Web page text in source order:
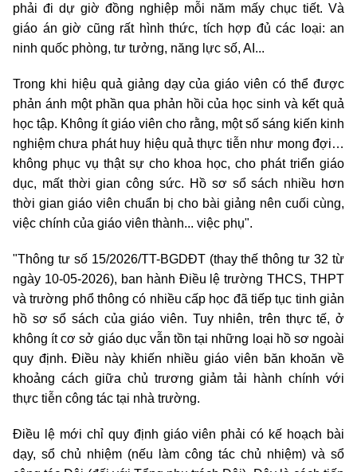
phải đi dự giờ đồng nghiệp mỗi năm mấy chục tiết. Và
giáo án giờ cũng rất hình thức, tích hợp đủ các loại: an
ninh quốc phòng, tư tưởng, năng lực số, AI...
Trong khi hiệu quả giảng dạy của giáo viên có thể được
phản ánh một phần qua phản hồi của học sinh và kết quả
học tập. Không ít giáo viên cho rằng, một số sáng kiến kinh
nghiệm chưa phát huy hiệu quả thực tiễn như mong đợi…
không phục vụ thật sự cho khoa học, cho phát triển giáo
dục, mất thời gian công sức. Hồ sơ sổ sách nhiều hơn
thời gian giáo viên chuẩn bị cho bài giảng nên cuối cùng,
việc chính của giáo viên thành... việc phụ".
"Thông tư số 15/2026/TT-BGDĐT (thay thế thông tư 32 từ
ngày 10-05-2026), ban hành Điều lệ trường THCS, THPT
và trường phổ thông có nhiều cấp học đã tiếp tục tinh giản
hồ sơ sổ sách của giáo viên. Tuy nhiên, trên thực tế, ở
không ít cơ sở giáo dục vẫn tồn tại những loại hồ sơ ngoài
quy định. Điều này khiến nhiều giáo viên băn khoăn về
khoảng cách giữa chủ trương giảm tải hành chính với
thực tiễn công tác tại nhà trường.
Điều lệ mới chỉ quy định giáo viên phải có kế hoạch bài
dạy, sổ chủ nhiệm (nếu làm công tác chủ nhiệm) và sổ